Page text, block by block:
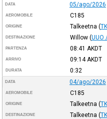
DATA 05/ago/2026
AEROMOBILE C185
ORIGINE Talkeetna (
DESTINAZIONE Willow (UUO
PARTENZA 08:41 AKDT
ARRIVO 09:14 AKDT
DURATA 0:32
DATA 04/ago/2026
AEROMOBILE C185
ORIGINE Talkeetna (
DESTINAZIONE Talkeetna (